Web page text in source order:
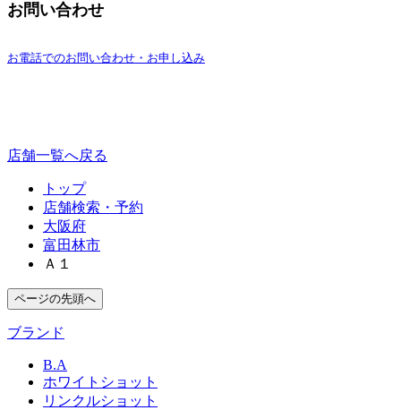
お問い合わせ
お電話でのお問い合わせ・お申し込み
店舗一覧へ戻る
トップ
店舗検索・予約
大阪府
富田林市
Ａ１
ページの先頭へ
ブランド
B.A
ホワイトショット
リンクルショット